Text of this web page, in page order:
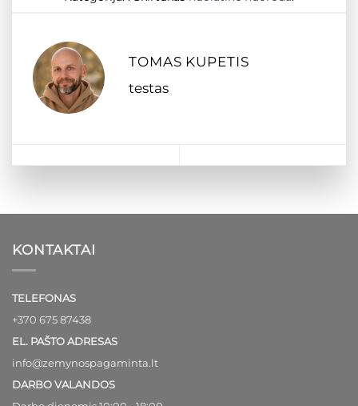
TOMAS KUPETIS
testas
KONTAKTAI
TELEFONAS
+370 675 87438
EL. PAŠTO ADRESAS
info@zemynospagaminta.lt
DARBO VALANDOS